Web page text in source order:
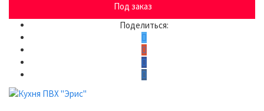
Под заказ
Поделиться: